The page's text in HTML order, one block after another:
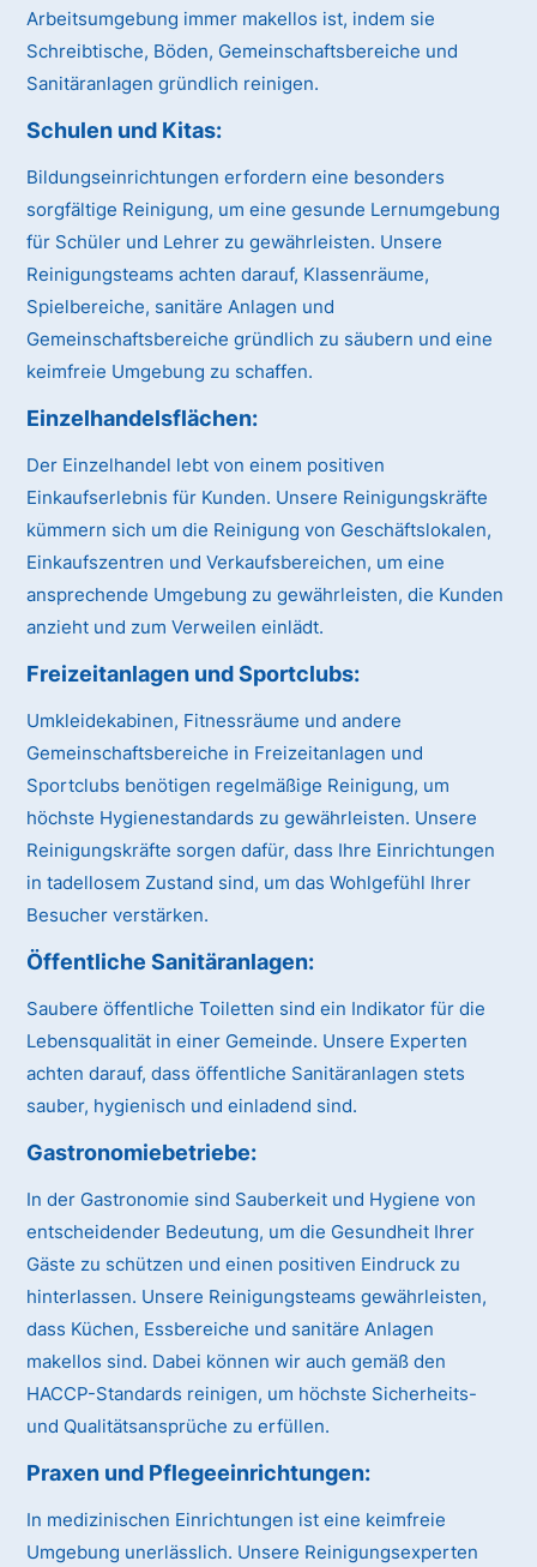
Arbeitsumgebung immer makellos ist, indem sie
Schreibtische, Böden, Gemeinschaftsbereiche und
Sanitäranlagen gründlich reinigen.
Schulen und Kitas:
Bildungseinrichtungen erfordern eine besonders
sorgfältige Reinigung, um eine gesunde Lernumgebung
für Schüler und Lehrer zu gewährleisten. Unsere
Reinigungsteams achten darauf, Klassenräume,
Spielbereiche, sanitäre Anlagen und
Gemeinschaftsbereiche gründlich zu säubern und eine
keimfreie Umgebung zu schaffen.
Einzelhandelsflächen:
Der Einzelhandel lebt von einem positiven
Einkaufserlebnis für Kunden. Unsere Reinigungskräfte
kümmern sich um die Reinigung von Geschäftslokalen,
Einkaufszentren und Verkaufsbereichen, um eine
ansprechende Umgebung zu gewährleisten, die Kunden
anzieht und zum Verweilen einlädt.
Freizeitanlagen und Sportclubs:
Umkleidekabinen, Fitnessräume und andere
Gemeinschaftsbereiche in Freizeitanlagen und
Sportclubs benötigen regelmäßige Reinigung, um
höchste Hygienestandards zu gewährleisten. Unsere
Reinigungskräfte sorgen dafür, dass Ihre Einrichtungen
in tadellosem Zustand sind, um das Wohlgefühl Ihrer
Besucher verstärken.
Öffentliche Sanitäranlagen:
Saubere öffentliche Toiletten sind ein Indikator für die
Lebensqualität in einer Gemeinde. Unsere Experten
achten darauf, dass öffentliche Sanitäranlagen stets
sauber, hygienisch und einladend sind.
Gastronomiebetriebe:
In der Gastronomie sind Sauberkeit und Hygiene von
entscheidender Bedeutung, um die Gesundheit Ihrer
Gäste zu schützen und einen positiven Eindruck zu
hinterlassen. Unsere Reinigungsteams gewährleisten,
dass Küchen, Essbereiche und sanitäre Anlagen
makellos sind. Dabei können wir auch gemäß den
HACCP-Standards reinigen, um höchste Sicherheits-
und Qualitätsansprüche zu erfüllen.
Praxen und Pflegeeinrichtungen:
In medizinischen Einrichtungen ist eine keimfreie
Umgebung unerlässlich. Unsere Reinigungsexperten